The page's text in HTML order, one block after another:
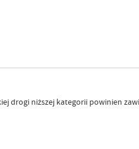
drogi niższej kategorii powinien